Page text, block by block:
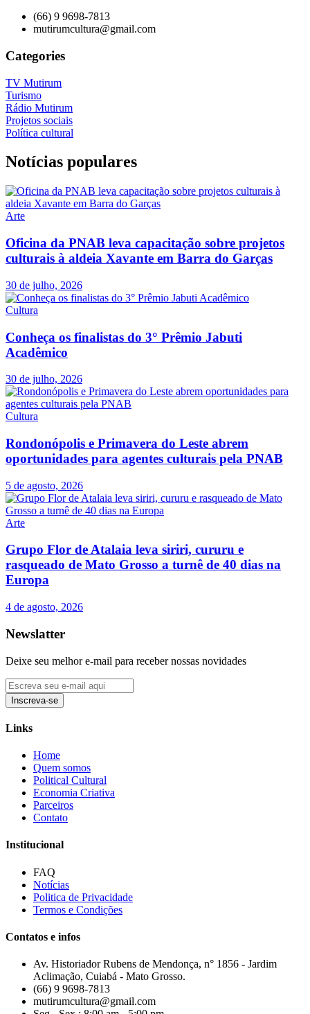
(66) 9 9698-7813
mutirumcultura@gmail.com
Categories
TV Mutirum
Turismo
Rádio Mutirum
Projetos sociais
Política cultural
Notícias populares
Arte
Oficina da PNAB leva capacitação sobre projetos
culturais à aldeia Xavante em Barra do Garças
30 de julho, 2026
Cultura
Conheça os finalistas do 3° Prêmio Jabuti
Acadêmico
30 de julho, 2026
Cultura
Rondonópolis e Primavera do Leste abrem
oportunidades para agentes culturais pela PNAB
5 de agosto, 2026
Arte
Grupo Flor de Atalaia leva siriri, cururu e
rasqueado de Mato Grosso a turnê de 40 dias na
Europa
4 de agosto, 2026
Newslatter
Deixe seu melhor e-mail para receber nossas novidades
Inscreva-se
Links
Home
Quem somos
Political Cultural
Economia Criativa
Parceiros
Contato
Institucional
FAQ
Notícias
Politica de Privacidade
Termos e Condições
Contatos e infos
Av. Historiador Rubens de Mendonça, n° 1856 - Jardim
Aclimação, Cuiabá - Mato Grosso.
(66) 9 9698-7813
mutirumcultura@gmail.com